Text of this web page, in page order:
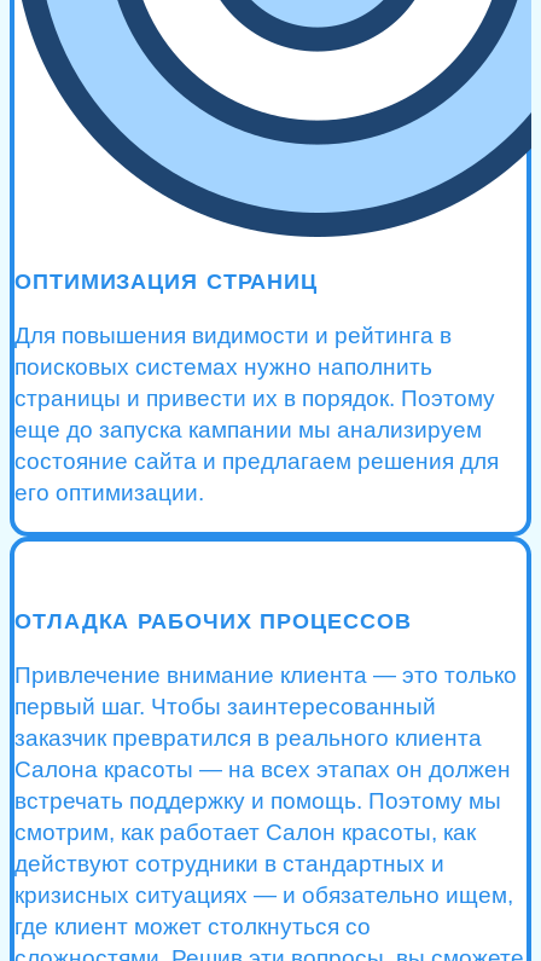
ОПТИМИЗАЦИЯ СТРАНИЦ
Для повышения видимости и рейтинга в
поисковых системах нужно наполнить
страницы и привести их в порядок. Поэтому
еще до запуска кампании мы анализируем
состояние сайта и предлагаем решения для
его оптимизации.
ОТЛАДКА РАБОЧИХ ПРОЦЕССОВ
Привлечение внимание клиента — это только
первый шаг. Чтобы заинтересованный
заказчик превратился в реального клиента
Салона красоты — на всех этапах он должен
встречать поддержку и помощь. Поэтому мы
смотрим, как работает Салон красоты, как
действуют сотрудники в стандартных и
кризисных ситуациях — и обязательно ищем,
где клиент может столкнуться со